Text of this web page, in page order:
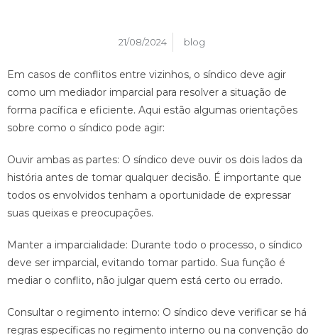
21/08/2024 blog
Em casos de conflitos entre vizinhos, o síndico deve agir
como um mediador imparcial para resolver a situação de
forma pacífica e eficiente. Aqui estão algumas orientações
sobre como o síndico pode agir:
Ouvir ambas as partes: O síndico deve ouvir os dois lados da
história antes de tomar qualquer decisão. É importante que
todos os envolvidos tenham a oportunidade de expressar
suas queixas e preocupações.
Manter a imparcialidade: Durante todo o processo, o síndico
deve ser imparcial, evitando tomar partido. Sua função é
mediar o conflito, não julgar quem está certo ou errado.
Consultar o regimento interno: O síndico deve verificar se há
regras específicas no regimento interno ou na convenção do